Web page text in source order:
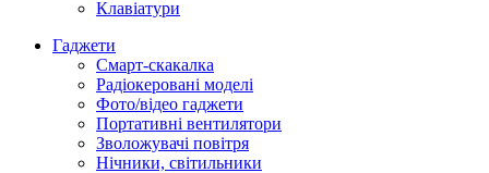
Клавіатури
Гаджети
Смарт-скакалка
Радіокеровані моделі
Фото/відео гаджети
Портативні вентилятори
Зволожувачі повітря
Нічники, світильники